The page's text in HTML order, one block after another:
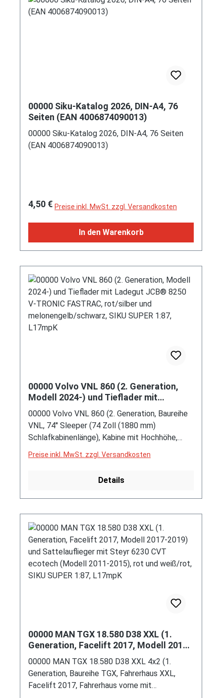
00000 Siku-Katalog 2026, DIN-A4, 76
Seiten (EAN 4006874090013)
00000 Siku-Katalog 2026, DIN-A4, 76 Seiten
(EAN 4006874090013)
Regulärer Preis:
4,50 € Preise inkl. MwSt. zzgl. Versandkosten
In den Warenkorb
00000 Volvo VNL 860 (2. Generation,
Modell 2024-) und Tieflader mit
Ladegut JCB® 8250 V-TRONIC
FASTRAC, rot/silber und
melonengelb/schwarz, SIKU SUPER
1:87, L17mpK
00000 Volvo VNL 860 (2. Generation, Baureihe
VNL, 74'' Sleeper (74 Zoll (1880 mm)
Schlafkabinenlänge), Kabine mit Hochhöhe,
Premium-Schlafkabine mit durchgehendem
Dach, Modell 2024-) Sattelzugmaschine und 3-
Auffahrrampe (Typ befahrbares Podest mit
Bordwänden, Radstand 2x 1360 mm) sowie
(Motor: Cummins QSC 8.3, Radstand 3120 mm,
Modell 2005-2011) Traktor mit Frontlader und
1x JCB® 8250 V-TRONIC FASTRAC (Motor:
Cummins QSC 8.3, Radstand 3120 mm, Modell
2005-2011) Traktor, Sattelzugmaschine: rot,
innen reinweiß, Sitze reinweiß, Lenkrad reinweiß,
silber, Stoßstange vorne rot, Lüftungsschlitze
der Motorhaube schwarz, Chassis schwarz;
Sattelauflieger silber, Rampe schwarz,
Achshalterung mit Prägung CE-Zeichen und
siku-Logo sowie Adresse, 87M2 silber, ca. 1:87;
Ladegut zwei Traktoren: 1x JCB® 8250 V-
TRONIC FASTRAC mit Frontlader:
Preise inkl. MwSt. zzgl. Versandkosten
Details
00000 MAN TGX 18.580 D38 XXL (1.
Generation, Facelift 2017, Modell 2017-
2019) und Sattelauflieger mit Steyr
6230 CVT ecotech (Modell 2011-2015),
rot und weiß/rot, SIKU SUPER 1:87,
L17mpK
00000 MAN TGX 18.580 D38 XXL 4x2 (1.
Generation, Baureihe TGX, Fahrerhaus XXL,
Facelift 2017, Fahrerhaus vorne mit